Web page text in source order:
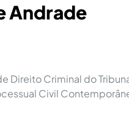
Andrade
Direito Criminal do
Civil